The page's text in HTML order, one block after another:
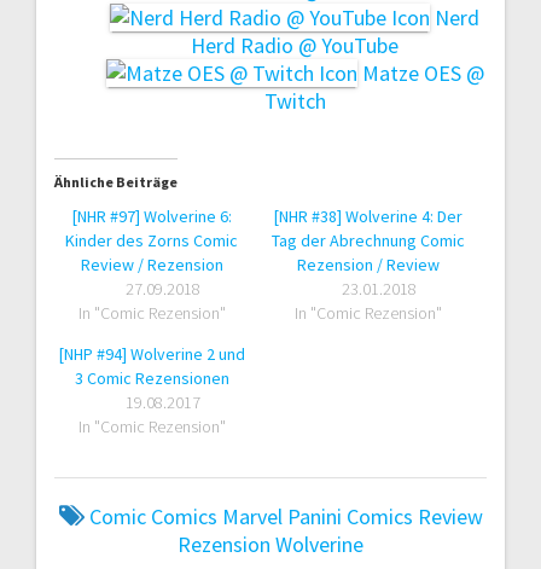
Nerd
Herd Radio @ YouTube
Matze OES @
Twitch
Ähnliche Beiträge
[NHR #97] Wolverine 6:
Kinder des Zorns Comic
Review / Rezension
27.09.2018
In "Comic Rezension"
[NHR #38] Wolverine 4: Der
Tag der Abrechnung Comic
Rezension / Review
23.01.2018
In "Comic Rezension"
[NHP #94] Wolverine 2 und
3 Comic Rezensionen
19.08.2017
In "Comic Rezension"
Comic Comics Marvel Panini Comics Review
Rezension Wolverine